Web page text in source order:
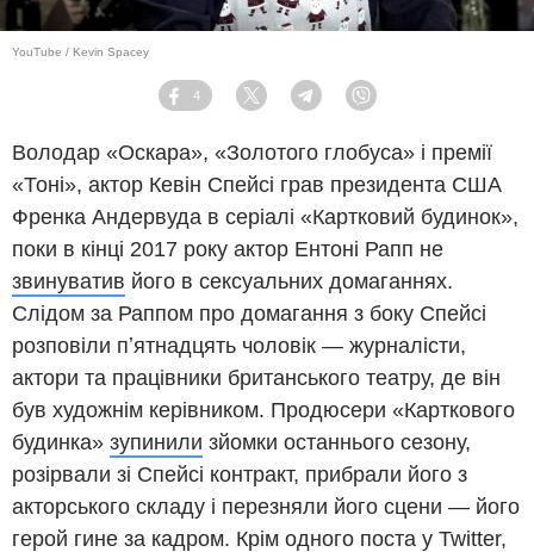
YouTube / Kevin Spacey
Facebook
4
Twitter TelegramViber
Володар «Оскара», «Золотого глобуса» і премії
«Тоні», актор Кевін Спейсі грав президента США
Френка Андервуда в серіалі «Картковий будинок»,
поки в кінці 2017 року актор Ентоні Рапп не
звинуватив його в сексуальних домаганнях.
Слідом за Раппом про домагання з боку Спейсі
розповіли пʼятнадцять чоловік — журналісти,
актори та працівники британського театру, де він
був художнім керівником. Продюсери «Карткового
будинка» зупинили зйомки останнього сезону,
розірвали зі Спейсі контракт, прибрали його з
акторського складу і перезняли його сцени — його
герой гине за кадром. Крім одного поста у Twitter,